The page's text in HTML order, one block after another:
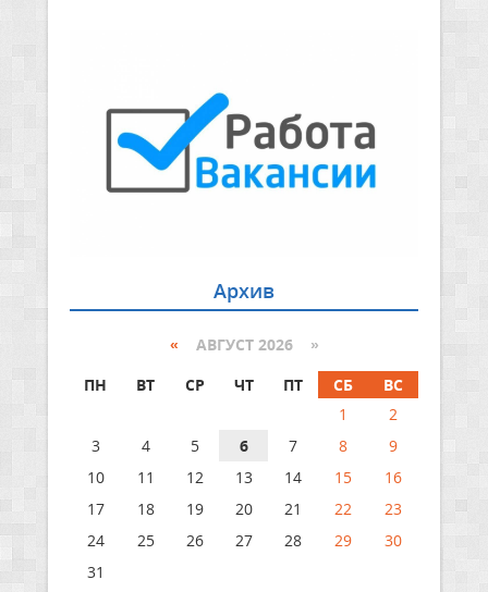
Архив
« АВГУСТ 2026 »
ПН
ВТ СР ЧТ ПТ СБ
ВС
1
2
3
4 5 6 7 8
9
10
11 12 13 14 15
16
17
18 19 20 21 22
23
24
25 26 27 28 29
30
31